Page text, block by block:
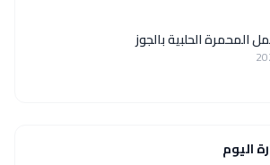
المحمرة الحلبية بالجوز
اليوم